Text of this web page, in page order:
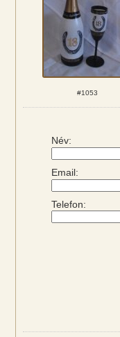
#1053
Név:
Email:
Telefon: